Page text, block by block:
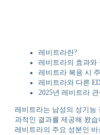
레비트라란?
레비트라의 효과와
레비트라 복용 시
레비트라와 다른
2025년 레비트라
레비트라는 남성의 성기능
과적인 결과를 제공해 왔
레비트라의 주요 성분인